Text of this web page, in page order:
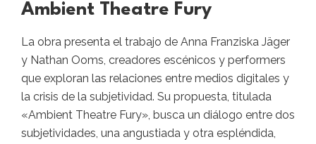
Ambient Theatre Fury
La obra presenta el trabajo de Anna Franziska Jäger
y Nathan Ooms, creadores escénicos y performers
que exploran las relaciones entre medios digitales y
la crisis de la subjetividad. Su propuesta, titulada
«Ambient Theatre Fury», busca un diálogo entre dos
subjetividades, una angustiada y otra espléndida,